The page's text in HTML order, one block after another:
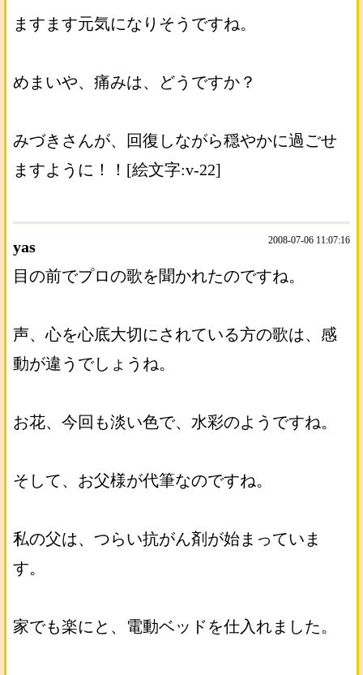
ますます元気になりそうですね。
めまいや、痛みは、どうですか？
みづきさんが、回復しながら穏やかに過ごせ
ますように！！[絵文字:v-22]
yas 2008-07-06 11:07:16
目の前でプロの歌を聞かれたのですね。
声、心を心底大切にされている方の歌は、感
動が違うでしょうね。
お花、今回も淡い色で、水彩のようですね。
そして、お父様が代筆なのですね。
私の父は、つらい抗がん剤が始まっていま
す。
家でも楽にと、電動ベッドを仕入れました。